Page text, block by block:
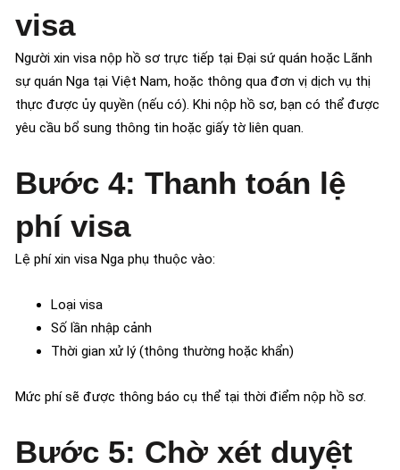
visa
Người xin visa nộp hồ sơ trực tiếp tại Đại sứ quán hoặc Lãnh
sự quán Nga tại Việt Nam, hoặc thông qua đơn vị dịch vụ thị
thực được ủy quyền (nếu có). Khi nộp hồ sơ, bạn có thể được
yêu cầu bổ sung thông tin hoặc giấy tờ liên quan.
Bước 4: Thanh toán lệ
phí visa
Lệ phí xin visa Nga phụ thuộc vào:
Loại visa
Số lần nhập cảnh
Thời gian xử lý (thông thường hoặc khẩn)
Mức phí sẽ được thông báo cụ thể tại thời điểm nộp hồ sơ.
Bước 5: Chờ xét duyệt